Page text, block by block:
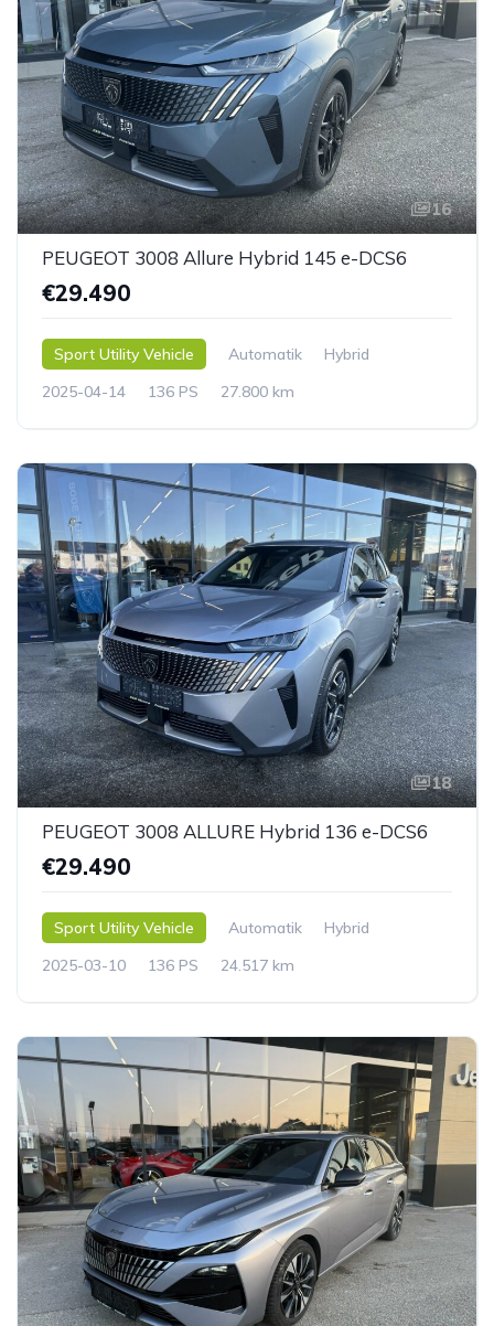
16
PEUGEOT 3008 Allure Hybrid 145 e-DCS6
€29.490
Sport Utility Vehicle Automatik
Hybrid
2025-04-14
136 PS 27.800 km
18
PEUGEOT 3008 ALLURE Hybrid 136 e-DCS6
€29.490
Sport Utility Vehicle Automatik
Hybrid
2025-03-10
136 PS 24.517 km